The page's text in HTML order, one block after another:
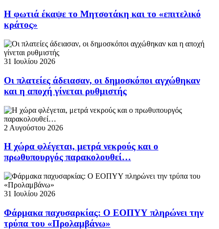
Η φωτιά έκαψε το Μητσοτάκη και το «επιτελικό
κράτος»
31 Ιουλίου 2026
Οι πλατείες άδειασαν, οι δημοσκόποι αγχώθηκαν
και η αποχή γίνεται ρυθμιστής
2 Αυγούστου 2026
Η χώρα φλέγεται, μετρά νεκρούς και ο
πρωθυπουργός παρακολουθεί…
31 Ιουλίου 2026
Φάρμακα παχυσαρκίας: Ο ΕΟΠΥΥ πληρώνει την
τρύπα του «Προλαμβάνω»